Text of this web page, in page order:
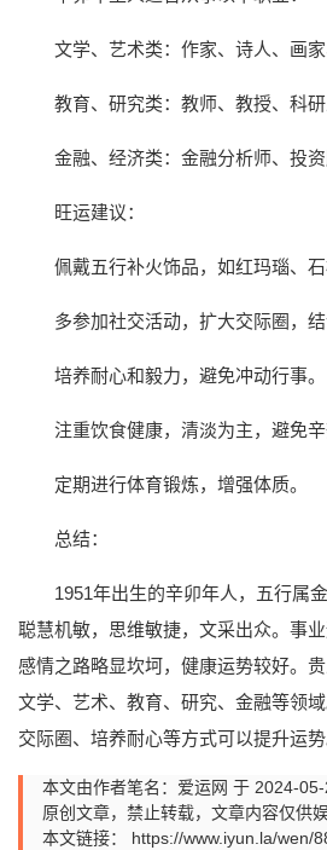
文学、艺术类：作家、诗人、画
教育、研究类：教师、教授、科
金融、经济类：金融分析师、投
旺运建议：
佩戴五行补火饰品，如红玛瑙、石
多参加社交活动，扩大交际圈，结
培养耐心和毅力，避免冲动行事。
注重饮食健康，清淡为主，避免辛
定期进行体育锻炼，增强体质。
总结：
1951年出生的辛卯年人，五行属
聪慧机敏，思维敏捷，文采出众。事业
感情之路略显坎坷，健康运势较好。
文学、艺术、教育、研究、金融等领
交际圈、培养耐心等方式可以提升运势
本文由作者笔名：爱运网 于 2024-05-
原创文章，禁止转载，文章内容仅供
本文链接： https://www.iyun.la/wen/